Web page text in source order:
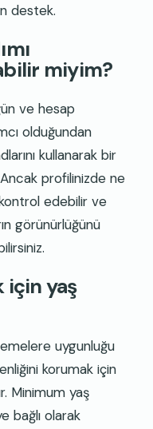
destek.
miyim?
ve hesap
olduğundan
kullanarak bir
profilinizde ne
kontrol edebilir ve
görünürlüğünü
için yaş
uygunluğu
korumak için
Minimum yaş
bağlı olarak